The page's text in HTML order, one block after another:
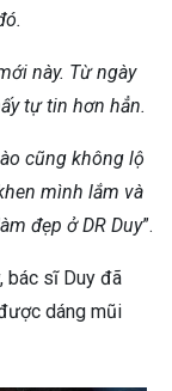
này. Từ ngày
tự tin hơn hẳn.
cũng không lộ
mình lắm và
đẹp ở DR Duy”.
bác sĩ Duy đã
dáng mũi